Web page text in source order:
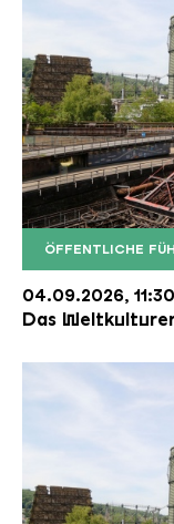
ÖFFENTLICHE
Der
Copyright:
04.09.2026,
Das